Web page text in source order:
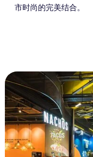
市时尚的完美结合。